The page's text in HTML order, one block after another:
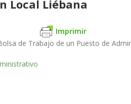
Local Liébana
Imprimir
de Trabajo de un Puesto de